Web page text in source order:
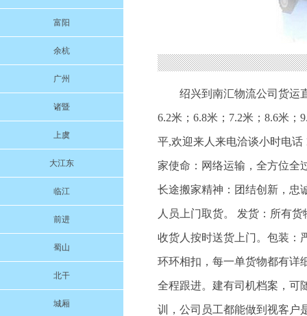
富阳
余杭
广州
诸暨
上虞
大江东
临江
前进
蜀山
北干
城厢
绍兴到南汇物流公司货运
6.2米；6.8米；7.2米；8.6米
平,欢迎来人来电洽谈小时电
家使命：网络运输，全方位全
长途搬家精神：团结创新，忠
人员上门取货。 发货：所有
收货人按时送货上门。包装：
环环相扣，每一单货物都有详
全程跟进。建有司机档案，可
训，公司员工都能做到视客户